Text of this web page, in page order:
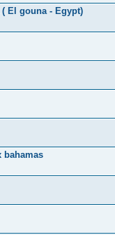
El gouna - Egypt)
bahamas